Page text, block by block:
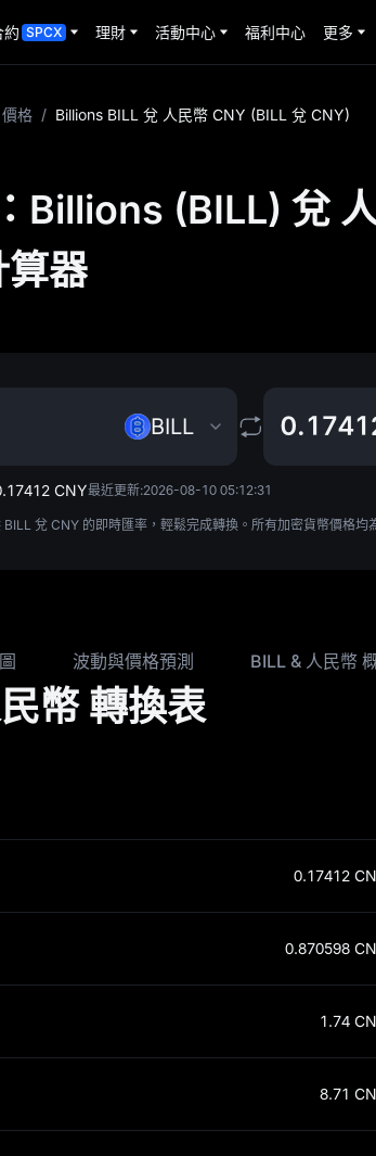
約 SPCX 理財 活動中心 福利中心 更多
格 / Billions BILL 兌 人民幣 CNY (BILL 兌 CNY)
Billions (BILL) 兌
算器
BILL
CNY最近更新:2026-08-10 05:12:31
兌 CNY 的即時匯率，輕鬆完成轉換。所有加密貨幣價格
波動與價格預測 BILL & 人民幣
幣 轉換表
0.17412
0.870598
1.74
8.71